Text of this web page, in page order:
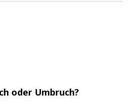
oder Umbruch?